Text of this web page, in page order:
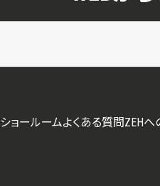
ショールームよくある質問ZEHへ